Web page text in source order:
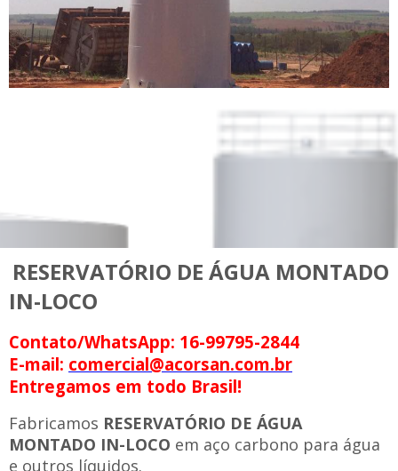
RESERVATÓRIO DE ÁGUA MONTADO
IN-LOCO
Contato/WhatsApp: 16-99795-2844
E-mail: comercial@acorsan.com.br
Entregamos em todo Brasil!
Fabricamos RESERVATÓRIO DE ÁGUA
MONTADO IN-LOCO em aço carbono para água
e outros líquidos.